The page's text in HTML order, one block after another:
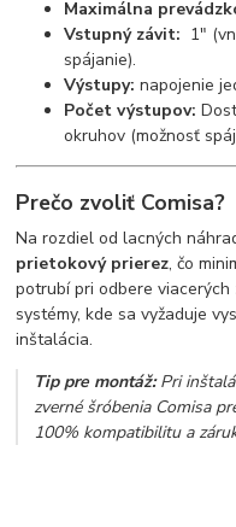
Maximálna
Vstupný závit: 1"
spájanie).
Výstupy: napojenie
Počet výstupov:
okruhov (možnosť
Prečo zvoliť Comisa?
Na rozdiel od lacných
prietokový prierez, čo
potrubí pri odbere
systémy, kde sa vyžaduje
inštalácia.
Tip pre montáž:Pri
zverné šróbenia Comisa
100% kompatibilitu a